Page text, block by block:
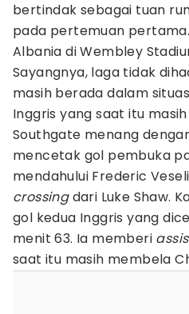
bertindak sebagai tuan
pada pertemuan
Albania di Wembley
Sayangnya, laga tidak
masih berada dalam
Inggris yang saat itu
Southgate menang
mencetak gol pembuka
mendahului Frederic
crossingdari Luke Shaw.
gol kedua Inggris yang
menit 63. Ia memberi
saat itu masih membela